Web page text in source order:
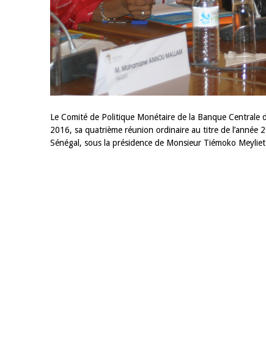
Le Comité de Politique Monétaire de la Banque Centrale
2016, sa quatrième réunion ordinaire au titre de l’année
Sénégal, sous la présidence de Monsieur Tiémoko